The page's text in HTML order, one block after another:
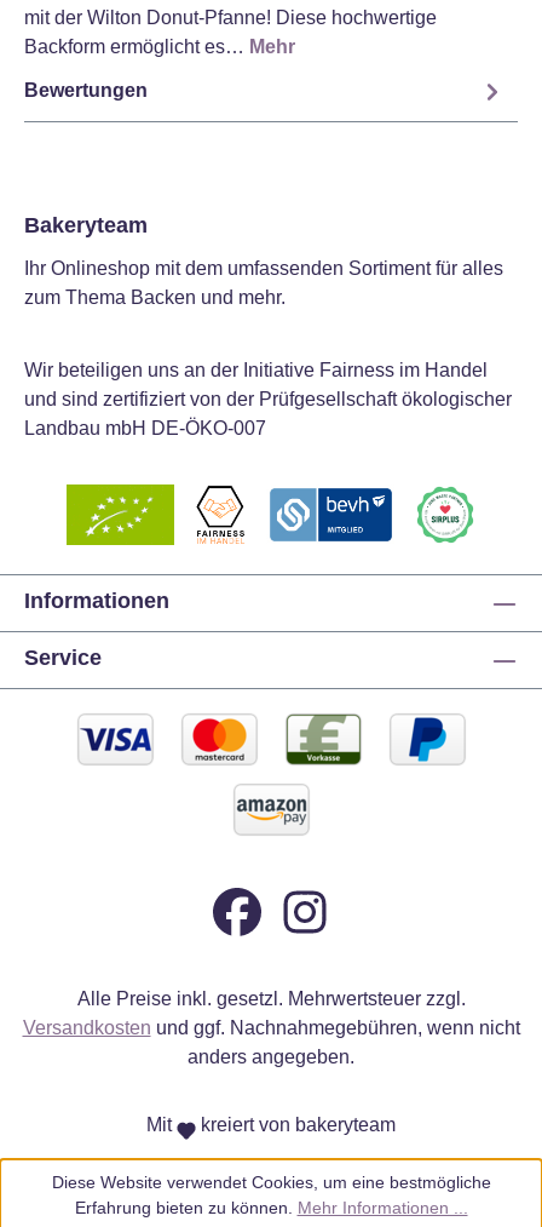
mit der Wilton Donut-Pfanne! Diese hochwertige
Backform ermöglicht es… Mehr
Bewertungen
Bakeryteam
Ihr Onlineshop mit dem umfassenden Sortiment für alles
zum Thema Backen und mehr.
Wir beteiligen uns an der Initiative Fairness im Handel
und sind zertifiziert von der Prüfgesellschaft ökologischer
Landbau mbH DE-ÖKO-007
Informationen
Service
Alle Preise inkl. gesetzl. Mehrwertsteuer zzgl.
Versandkosten und ggf. Nachnahmegebühren, wenn nicht
anders angegeben.
Mit kreiert von bakeryteam
Diese Website verwendet Cookies, um eine bestmögliche
Erfahrung bieten zu können. Mehr Informationen ...